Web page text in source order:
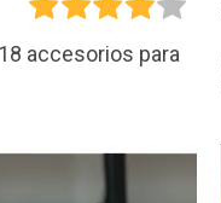
accesorios para